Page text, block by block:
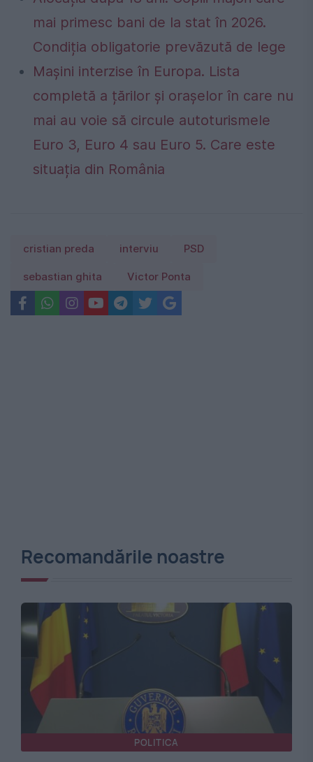
mai primesc bani de la stat în 2026.
Condiția obligatorie prevăzută de lege
Mașini interzise în Europa. Lista
completă a țărilor și orașelor în care nu
mai au voie să circule autoturismele
Euro 3, Euro 4 sau Euro 5. Care este
situația din România
cristian preda interviu PSD
sebastian ghita Victor Ponta
Recomandările noastre
POLITICA